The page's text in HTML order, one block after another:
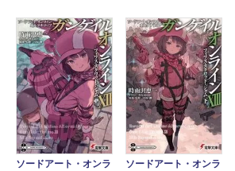
ソードアート・オンラ
ソードアート・オンラ